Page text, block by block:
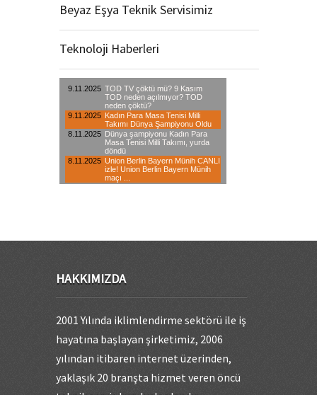
Beyaz Eşya Teknik Servisimiz
Teknoloji Haberleri
HAKKIMIZDA
2001 Yılında iklimlendirme sektörü ile iş
hayatına başlayan şirketimiz, 2006
yılından itibaren internet üzerinden,
yaklaşık 20 branşta hizmet veren öncü